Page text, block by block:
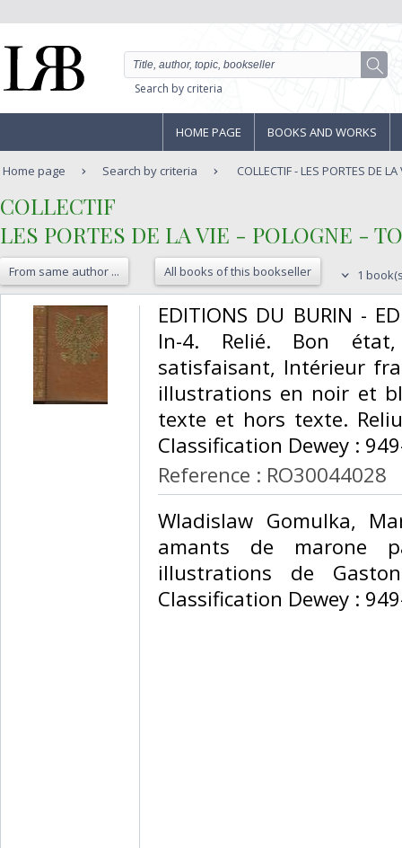
Search by criteria
HOME PAGE BOOKS AND WORKS
Home page Search by criteria COLLECTIF - LES PORTES DE
‎COLLECTIF‎
‎LES PORTES DE LA VIE - POLOGNE -
From same author ... All books of this bookseller 1
‎EDITIONS DU BURIN -
In-4. Relié. Bon
satisfaisant, Intérieur
illustrations en noir et
texte et hors texte.
Classification Dewey :
Reference : RO30044028
‎Wladislaw Gomulka,
amants de marone
illustrations de
Classification Dewey :